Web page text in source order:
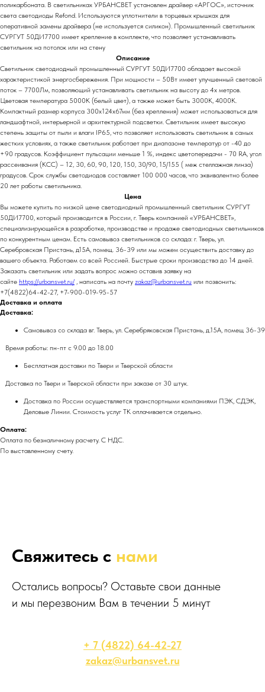
поликарбоната. В светильниках УРБАНСВЕТ установлен драйвер «АРГОС», источник
света светодиоды Refond. Используются уплотнители в торцевых крышках для
оперативной замены драйвера (не используется силикон). Промышленный светильник
СУРГУТ 50ДИ7700 имеет крепление в комплекте, что позволяет устанавливать
светильник на потолок или на стену
Описание
Светильник светодиодный промышленный СУРГУТ 50ДИ7700 обладает высокой
характеристикой энергосбережения. При мощности – 50Вт имеет улучшенный световой
поток – 7700Лм, позволяющий устанавливать светильник на высоту до 4х метров.
Цветовая температура 5000К (белый цвет), а также может быть 3000К, 4000К.
Компактный размер корпуса 300х124х67мм (без крепления) может использоваться для
ландшафтной, интерьерной и архитектурной подсветки. Светильник имеет высокую
степень защиты от пыли и влаги IP65, что позволяет использовать светильник в самых
жестких условиях, а также светильник работает при диапазоне температур от -40 до
+90 градусов. Коэффициент пульсации меньше 1 %, индекс цветопередачи - 70 RA, угол
рассеивания (КСС) – 12, 30, 60, 90, 120, 150, 30/90, 15/155 ( меж стеллажная линза)
градусов. Срок службы светодиодов составляет 100 000 часов, что эквивалентно более
20 лет работы светильника.
Цена
Вы можете купить по низкой цене светодиодный промышленный светильник СУРГУТ
50ДИ7700, который производится в России, г. Тверь компанией «УРБАНСВЕТ»,
специализирующейся в разработке, производстве и продаже светодиодных светильников
по конкурентным ценам. Есть самовывоз светильников со склада: г. Тверь, ул.
Серебровская Пристань, д15А, помещ. 36-39 или мы можем осуществить доставку до
вашего объекта. Работаем со всей Россией. Быстрые сроки производства до 14 дней.
Заказать светильник или задать вопрос можно оставив заявку на
сайте https://urbansvet.ru/ , написать на почту zakaz@urbansvet.ru или позвонить:
+7(4822)64-42-27, +7-900-019-95-57
Доставка и оплата
Доставка:
Самовывоз со склада вг. Тверь, ул. Серебряковская Пристань, д.15А, помещ 36-39
Время работы: пн-пт с 9.00 до 18.00
Бесплатная доставки по Твери и Тверской области
Доставка по Твери и Тверской области при заказе от 30 штук.
Доставка по России осуществляется транспортными компаниями ПЭК, СДЭК,
Деловые Линии. Стоимость услуг ТК оплачивается отдельно.
Оплата:
Оплата по безналичному расчету. С НДС.
По выставленному счету.
Свяжитесь с нами
Остались вопросы? Оставьте свои данные
и мы перезвоним Вам в течении 5 минут
+ 7 (4822) 64-42-27
zakaz@urbansvet.ru